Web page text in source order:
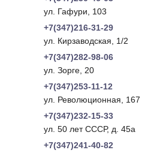
ул. Гафури, 103
+7(347)216-31-29
ул. Кирзаводская, 1/2
+7(347)282-98-06
ул. Зорге, 20
+7(347)253-11-12
ул. Революционная, 167
+7(347)232-15-33
ул. 50 лет СССР, д. 45а
+7(347)241-40-82